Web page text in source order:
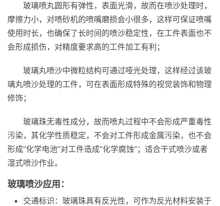
玻璃喷丸圆形有弹性，表面光滑，故而在喷沙处理时，
摩擦力小，对喷砂机的喷嘴磨损会小很多，这样可保证喷嘴
使用时长，也确保了长时间的喷沙稳定性，在工件表面也不
会形成损伤，对精度要求高的工件加工有利；
玻璃丸喷沙中微粒结构可通过哑光处理，这样经过该玻
璃丸喷沙处理的工件，可在表面形成特殊的视觉装饰和物理
修饰；
玻璃珠无毒性成分，故而喷丸过程中不会形成严重毒性
污染，其化学性质稳定，不会对工件形成金属污染，也不会
形成“化学电池”对工件造成“化学腐蚀”；适合干式喷沙或者
湿式喷沙作业。
玻璃喷沙应用：
交通标识：玻璃珠具有反光性，可作为反光材料安装于